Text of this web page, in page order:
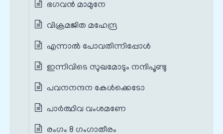
ഭഗവൻ മാമുനേ
വിക്രമജിത മഹേന്ദ്ര
എന്നാൽ പോവതിന്നിപ്പോൾ
ഇന്നിവിടെ സുഖമോടും നന്ദിപൂണ്ടു
പവനനന്ദന കേൾക്കെടോ
പാർത്ഥിവ വംശമണേ
രംഗം 8 ഗംഗാതീരം